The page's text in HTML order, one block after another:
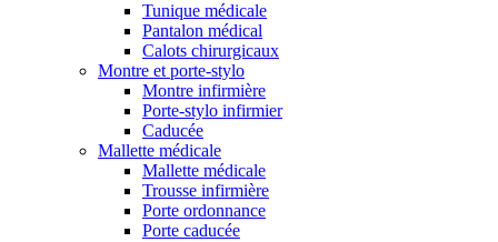
Tunique médicale
Pantalon médical
Calots chirurgicaux
Montre et porte-stylo
Montre infirmière
Porte-stylo infirmier
Caducée
Mallette médicale
Mallette médicale
Trousse infirmière
Porte ordonnance
Porte caducée